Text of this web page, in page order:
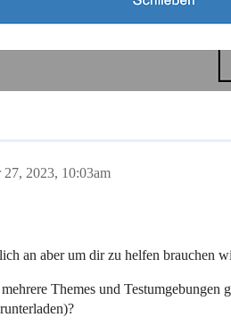
27, 2023, 10:03am
an aber um dir zu helfen brauchen
Themes und Testumgebungen